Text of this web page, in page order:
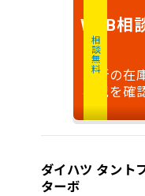
相談無料
WEB相
最新の在
状況を確
ダイハツ タント
ターボ